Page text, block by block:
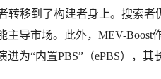
转移到了构建者身上。搜索
导市场。此外，MEV-Boost
为“内置PBS”（ePBS），其